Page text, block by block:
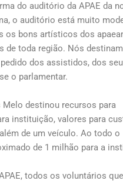
do auditório da APAE da
o auditório está muito
os bons artísticos dos
de toda região. Nós
dos assistidos, dos
o parlamentar.
destinou recursos para
instituição, valores para
de um veículo. Ao todo o
de 1 milhão para a
todos os voluntários